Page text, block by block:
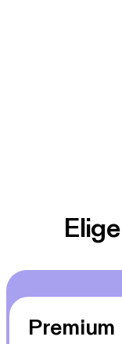
Premium